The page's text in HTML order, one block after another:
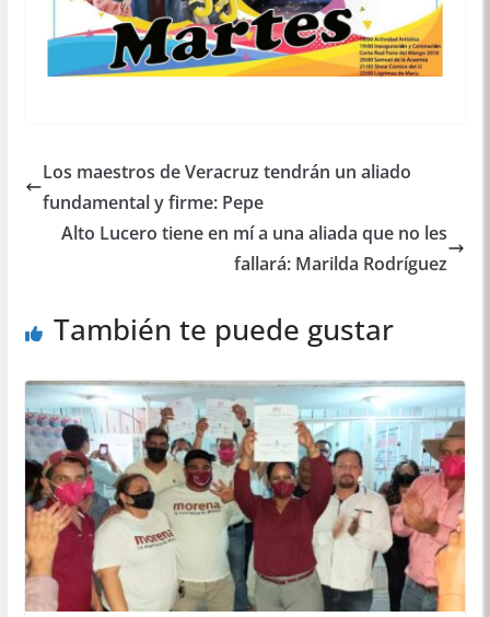
Los maestros de Veracruz tendrán un aliado
fundamental y firme: Pepe
Alto Lucero tiene en mí a una aliada que no les
fallará: Marilda Rodríguez
También te puede gustar